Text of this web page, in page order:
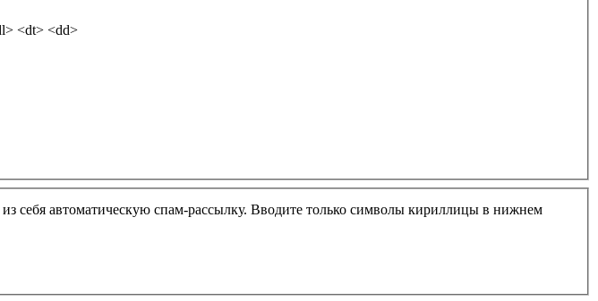
<dt> <dd>
себя автоматическую спам-рассылку. Вводите только символы кириллицы в нижнем